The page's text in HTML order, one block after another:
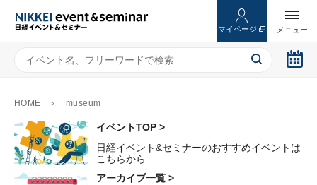
マイページ
HOME museum
イベントTOP >
日経イベント&セミナーのおすすめイベントは
こちらから
アーカイブ一覧 >